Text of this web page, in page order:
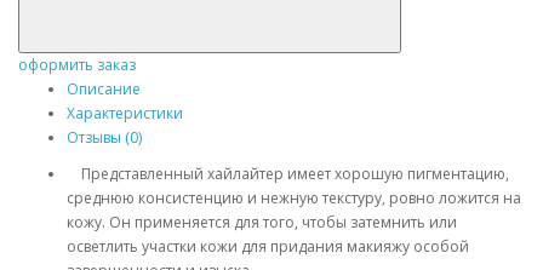
оформить заказ
Описание
Характеристики
Отзывы (0)
Представленный хайлайтер имеет хорошую пигментацию,
среднюю консистенцию и нежную текстуру, ровно ложится на
кожу. Он применяется для того, чтобы затемнить или
осветлить участки кожи для придания макияжу особой